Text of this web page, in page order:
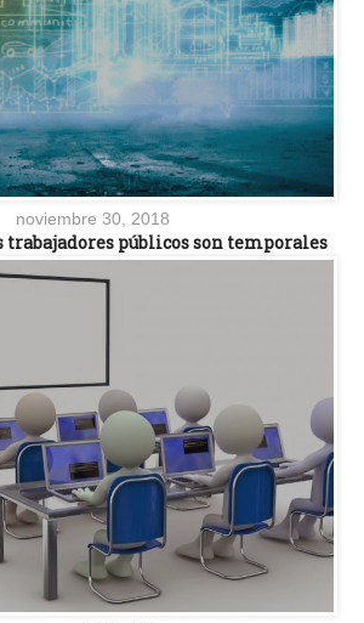
noviembre 30, 2018
trabajadores públicos son temporales